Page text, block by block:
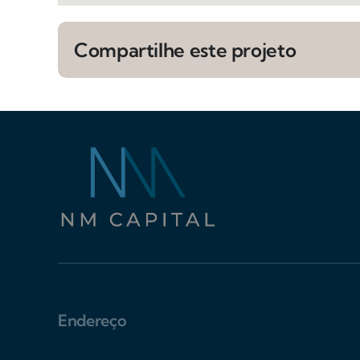
Compartilhe este projeto
Endereço